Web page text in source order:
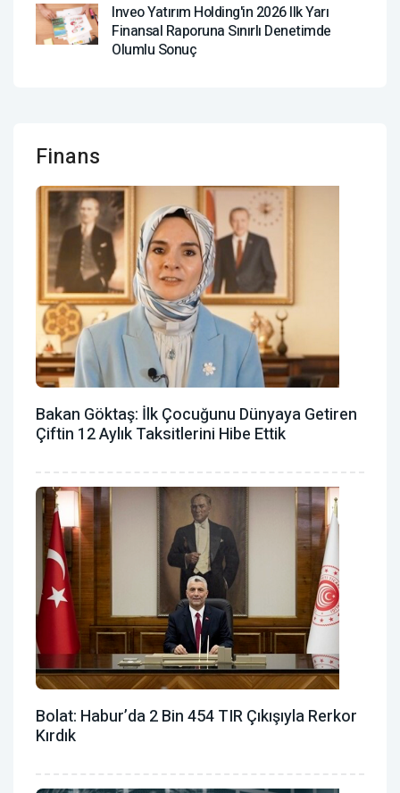
Inveo Yatırım Holding'in 2026 Ilk Yarı
Finansal Raporuna Sınırlı Denetimde
Olumlu Sonuç
Finans
Bakan Göktaş: İlk Çocuğunu Dünyaya Getiren
Çiftin 12 Aylık Taksitlerini Hibe Ettik
Bolat: Habur’da 2 Bin 454 TIR Çıkışıyla Rerkor
Kırdık